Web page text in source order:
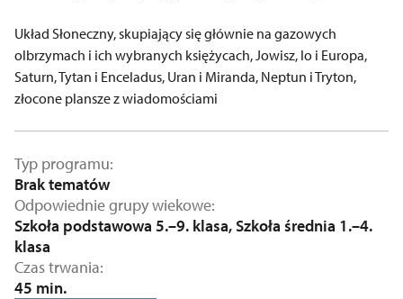
Układ Słoneczny, skupiający się głównie na gazowych
olbrzymach i ich wybranych księżycach, Jowisz, Io i Europa,
Saturn, Tytan i Enceladus, Uran i Miranda, Neptun i Tryton,
złocone plansze z wiadomościami
Typ programu
Brak tematów
Odpowiednie grupy wiekowe
Szkoła podstawowa 5.–9. klasa, Szkoła średnia 1.–4.
klasa
Czas trwania
45 min.